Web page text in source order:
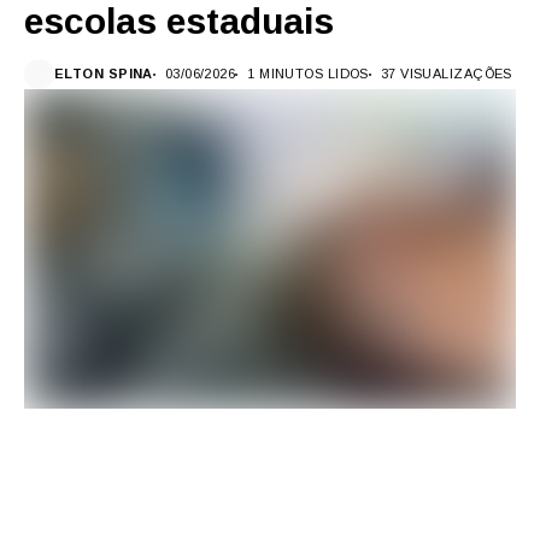
escolas estaduais
ELTON SPINA 03/06/2026 1 MINUTOS LIDOS 37 VISUALIZAÇÕES